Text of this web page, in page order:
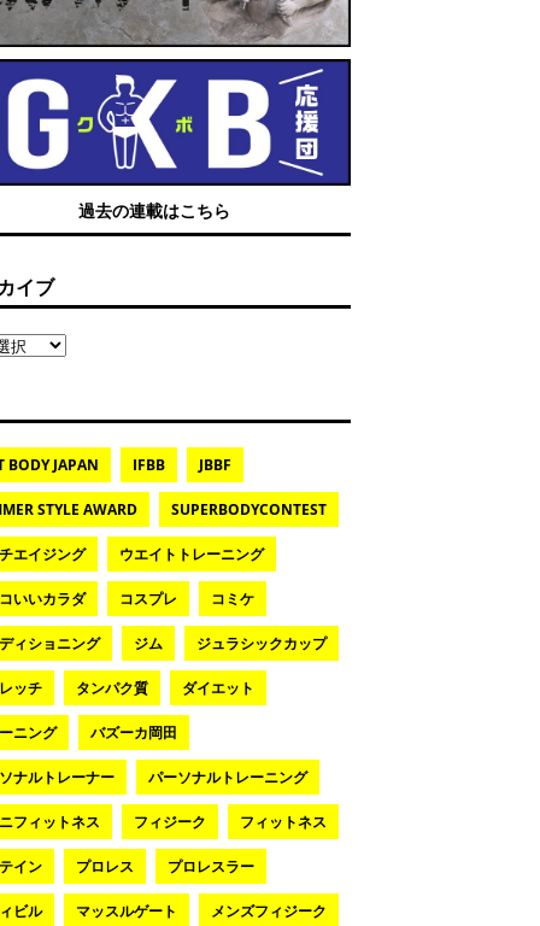
過去の連載はこちら
イブ
BODY JAPAN IFBB JBBF
STYLE AWARD SUPERBODYCONTEST
エイジング ウエイトトレーニング
いいカラダ コスプレ コミケ
ィショニング ジム ジュラシックカップ
ッチ タンパク質 ダイエット
ニング バズーカ岡田
ナルトレーナー パーソナルトレーニング
フィットネス フィジーク フィットネス
イン プロレス プロレスラー
ビル マッスルゲート メンズフィジーク